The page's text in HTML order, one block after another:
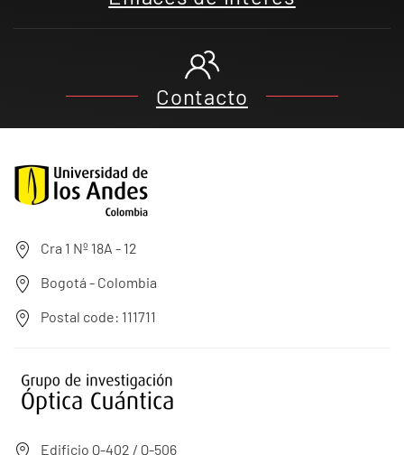
Contacto
Cra 1 Nº 18A - 12
Bogotá - Colombia
Postal code: 111711
Edificio Q-402 / Q-506